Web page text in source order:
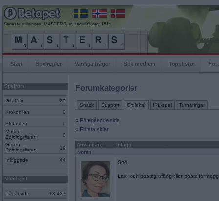
Senaste rullningen, MASTERS, av tequila5 gav 151p
Start Spelregler Vanliga frågor Sök medlem Topplistor
Spelrum
Giraffen 25
Krokodilen 0
Elefanten
0
Musen
Böjningslistan
0
Grisen
Böjningslistan
19
Inloggade 44
Mobilspel
Pågående 18 437
Forumkategorier
Snack Support Ordlekar IRL-spel Turneringar
« Föregående sida
« Första sidan
Användare
Inlägg
Norah
Snö
Lax- och pastagratäng eller pasta